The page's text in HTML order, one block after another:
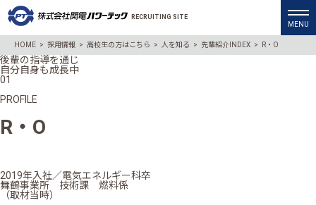
RECRUITING SITE
HOME > 採用情報 > 高校生の方はこちら > 人を知る > 先輩紹介INDEX > R・O
後輩の指導を通じ
自分自身も成長中
01
PROFILE
R・O
2019年入社／電気エネルギー科卒
舞鶴事業所 技術課 燃料係
（取材当時）